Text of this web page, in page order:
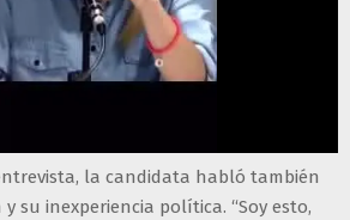
la candidata habló también
su inexperiencia política. “Soy esto,